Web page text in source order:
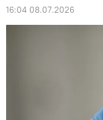
16:04 08.07.2026